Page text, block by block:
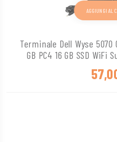
Terminale Dell Wyse 5070
GB PC4 16 GB SSD
AGGIUNGI AL